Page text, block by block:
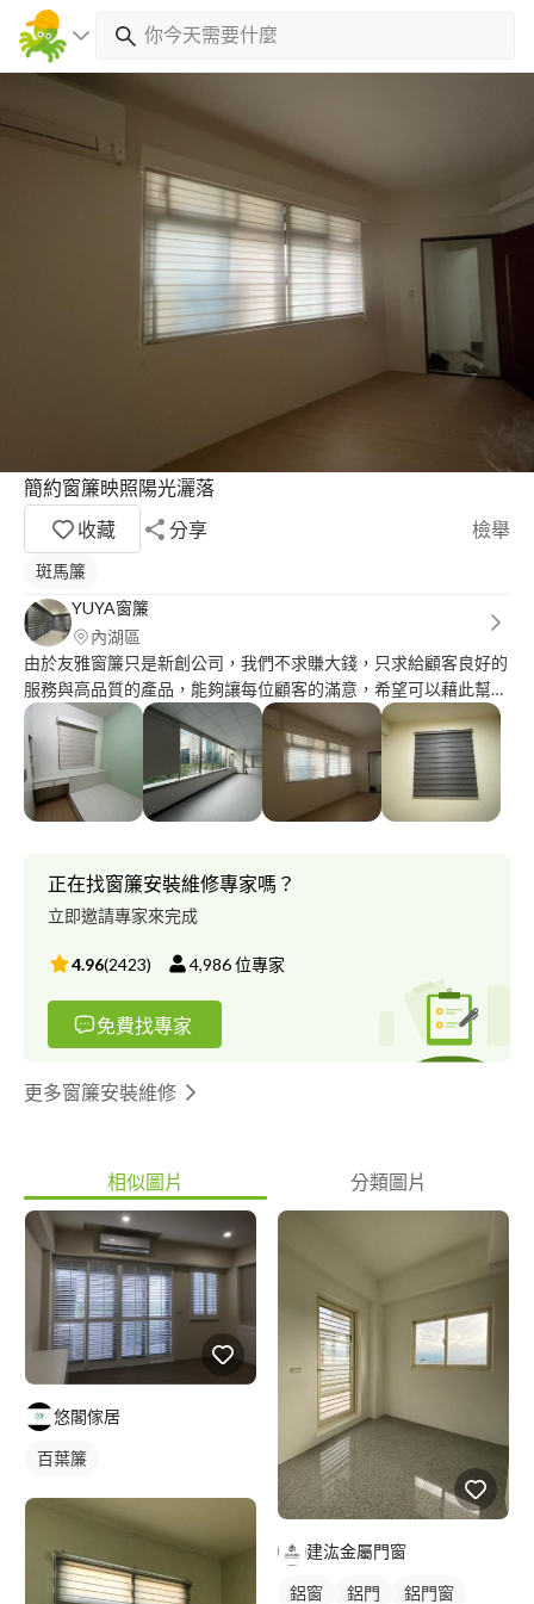
簡約窗簾映照陽光灑落
收藏
分享 檢舉
斑馬簾
YUYA窗簾
內湖區
由於友雅窗簾只是新創公司，我們不求賺大錢，只求給顧客良好的
服務與高品質的產品，能夠讓每位顧客的滿意，希望可以藉此幫助
我們聲名遠播！
正在找窗簾安裝維修專家嗎？
立即邀請專家來完成
4.96(2423) 4,986位專家
免費找專家
更多窗簾安裝維修
相似圖片 分類圖片
悠閣傢居
百葉簾
建汯金屬門窗
鋁窗 鋁門 鋁門窗